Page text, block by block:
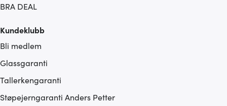
BRA DEAL
Kundeklubb
Bli medlem
Glassgaranti
Tallerkengaranti
Støpejerngaranti Anders Petter